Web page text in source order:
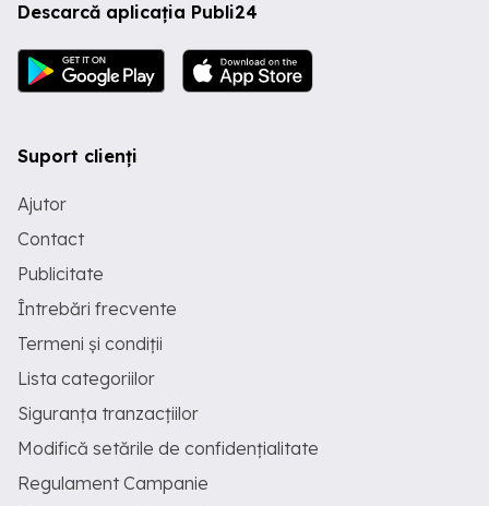
Descarcă aplicația Publi24
Suport clienți
Ajutor
Contact
Publicitate
Întrebări frecvente
Termeni și condiții
Lista categoriilor
Siguranța tranzacțiilor
Modifică setările de confidențialitate
Regulament Campanie